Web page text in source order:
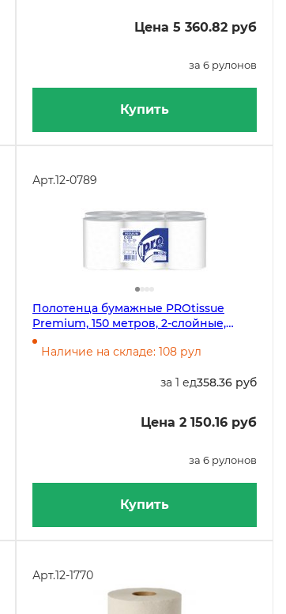
Цена 5 360.82 руб
за 6 рулонов
Купить
Арт.12-0789
Полотенца бумажные PROtissue
Premium, 150 метров, 2-слойные,
белые, 6 рулонов в упаковке
Наличие на складе: 108 рул
за 1 ед358.36 руб
Цена 2 150.16 руб
за 6 рулонов
Купить
Арт.12-1770